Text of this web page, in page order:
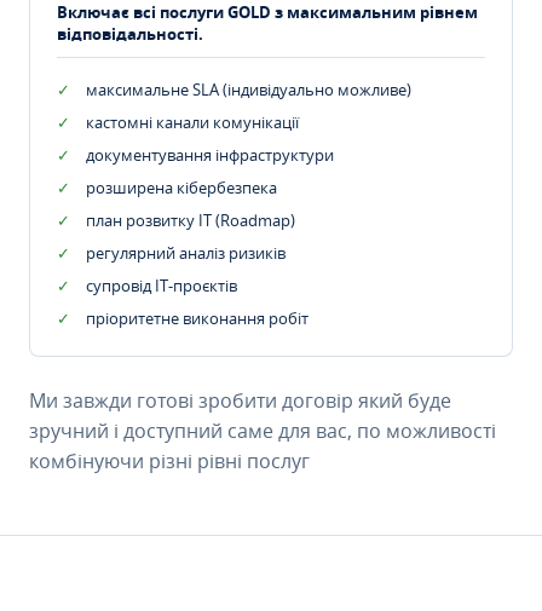
Включає всі послуги GOLD з максимальним рівнем
відповідальності.
максимальне SLA (індивідуально можливе)
кастомні канали комунікації
документування інфраструктури
розширена кібербезпека
план розвитку IT (Roadmap)
регулярний аналіз ризиків
супровід ІТ-проєктів
пріоритетне виконання робіт
Ми завжди готові зробити договір який буде
зручний і доступний саме для вас, по можливості
комбінуючи різні рівні послуг